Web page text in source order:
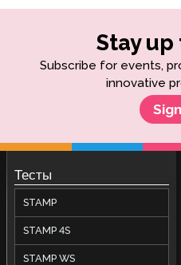
Stay
Subscribe for events,
innovative
Тесты
STAMP
STAMP 4S
STAMP WS